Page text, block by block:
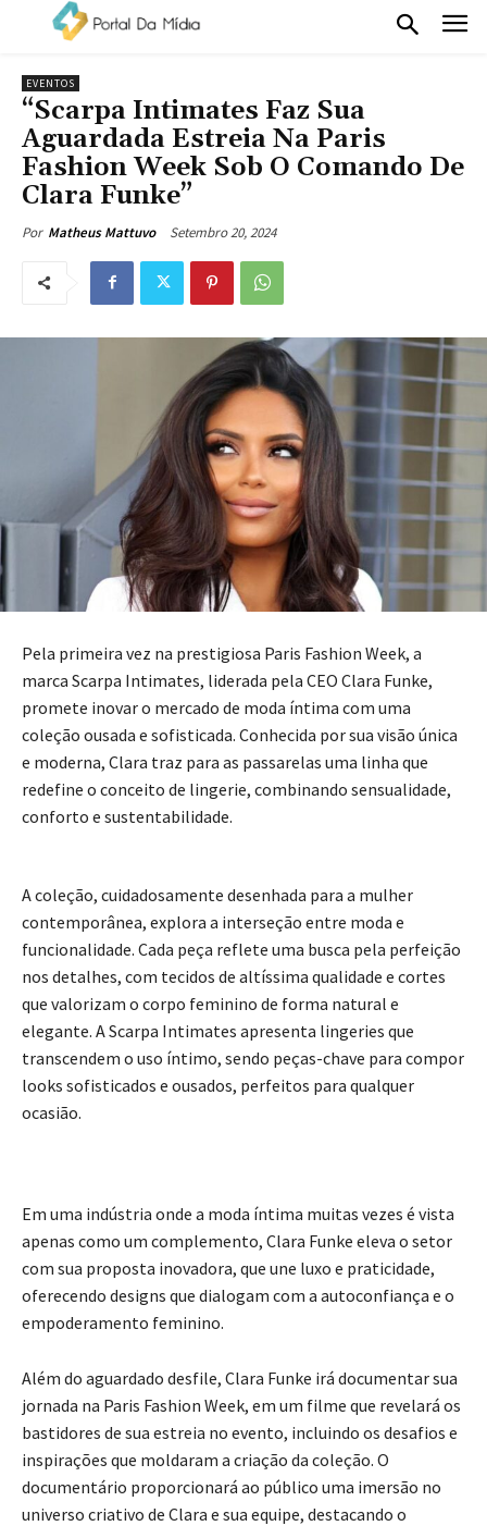
EVENTOS
“Scarpa Intimates Faz Sua
Aguardada Estreia Na Paris
Fashion Week Sob O Comando De
Clara Funke”
Por Matheus Mattuvo Setembro 20, 2024
Pela primeira vez na prestigiosa Paris Fashion Week, a
marca Scarpa Intimates, liderada pela CEO Clara Funke,
promete inovar o mercado de moda íntima com uma
coleção ousada e sofisticada. Conhecida por sua visão única
e moderna, Clara traz para as passarelas uma linha que
redefine o conceito de lingerie, combinando sensualidade,
conforto e sustentabilidade.
A coleção, cuidadosamente desenhada para a mulher
contemporânea, explora a interseção entre moda e
funcionalidade. Cada peça reflete uma busca pela perfeição
nos detalhes, com tecidos de altíssima qualidade e cortes
que valorizam o corpo feminino de forma natural e
elegante. A Scarpa Intimates apresenta lingeries que
transcendem o uso íntimo, sendo peças-chave para compor
looks sofisticados e ousados, perfeitos para qualquer
ocasião.
Em uma indústria onde a moda íntima muitas vezes é vista
apenas como um complemento, Clara Funke eleva o setor
com sua proposta inovadora, que une luxo e praticidade,
oferecendo designs que dialogam com a autoconfiança e o
empoderamento feminino.
Além do aguardado desfile, Clara Funke irá documentar sua
jornada na Paris Fashion Week, em um filme que revelará os
bastidores de sua estreia no evento, incluindo os desafios e
inspirações que moldaram a criação da coleção. O
documentário proporcionará ao público uma imersão no
universo criativo de Clara e sua equipe, destacando o